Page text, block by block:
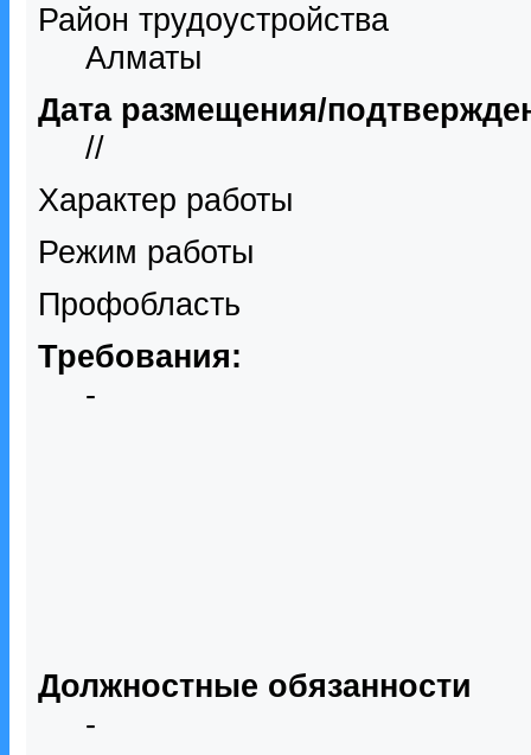
Район трудоустройства
Алматы
Дата размещения/
//
Характер работы
Режим работы
Профобласть
Требования:
-
Должностные обязанности
-